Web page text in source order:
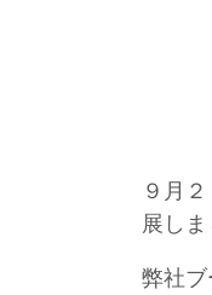
９月
展しま
弊社